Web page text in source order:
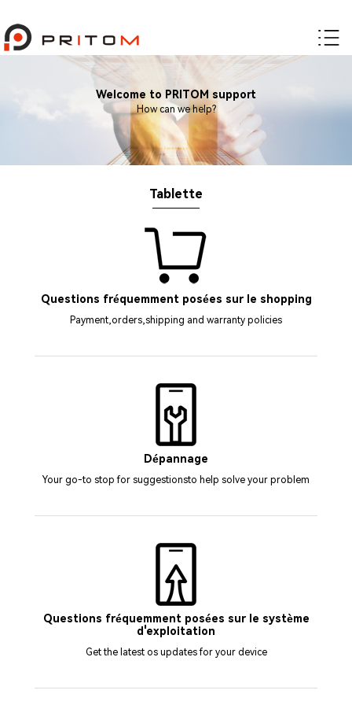
Welcome to PRITOM support
How can we help?
Tablette
Questions fréquemment posées sur le shopping
Payment,orders,shipping and warranty policies
Dépannage
Your go-to stop for suggestionsto help solve your problem
Questions fréquemment posées sur le système
d'exploitation
Get the latest os updates for your device